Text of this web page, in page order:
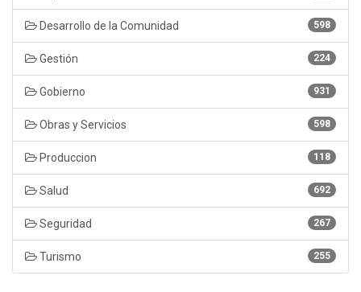
598
Desarrollo de la Comunidad
224
Gestión
931
Gobierno
598
Obras y Servicios
118
Produccion
692
Salud
267
Seguridad
255
Turismo